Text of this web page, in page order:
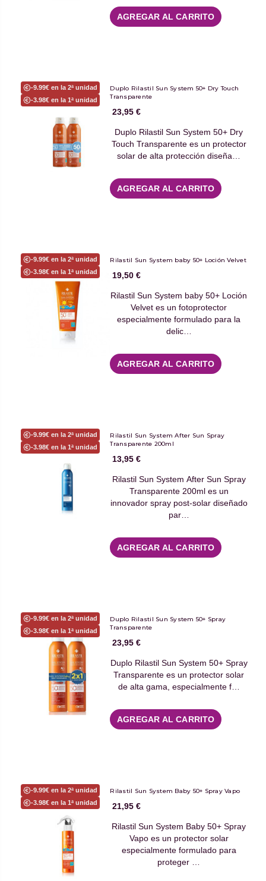
AGREGAR AL CARRITO
-9.99€ en la 2ª unidad
-3.98€ en la 1ª unidad
Duplo Rilastil Sun System 50+ Dry Touch
Transparente
23,95 €
Duplo Rilastil Sun System 50+ Dry
Touch Transparente es un protector
solar de alta protección diseña…
AGREGAR AL CARRITO
-9.99€ en la 2ª unidad
-3.98€ en la 1ª unidad
Rilastil Sun System baby 50+ Loción Velvet
19,50 €
Rilastil Sun System baby 50+ Loción
Velvet es un fotoprotector
especialmente formulado para la
delic…
AGREGAR AL CARRITO
-9.99€ en la 2ª unidad
-3.98€ en la 1ª unidad
Rilastil Sun System After Sun Spray
Transparente 200ml
13,95 €
Rilastil Sun System After Sun Spray
Transparente 200ml es un
innovador spray post-solar diseñado
par…
AGREGAR AL CARRITO
-9.99€ en la 2ª unidad
-3.98€ en la 1ª unidad
Duplo Rilastil Sun System 50+ Spray
Transparente
23,95 €
Duplo Rilastil Sun System 50+ Spray
Transparente es un protector solar
de alta gama, especialmente f…
AGREGAR AL CARRITO
-9.99€ en la 2ª unidad
-3.98€ en la 1ª unidad
Rilastil Sun System Baby 50+ Spray Vapo
21,95 €
Rilastil Sun System Baby 50+ Spray
Vapo es un protector solar
especialmente formulado para
proteger …